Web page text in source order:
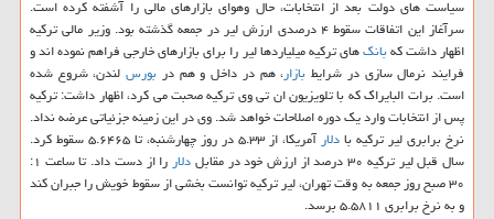
سیاست های دولت بعد از انتخابات، حال وهوای بازارهای مالی را آشفته كرده است.
سرآغاز این اتفاقات سقوط ۴ درصدی ارزش لیر در جمعه گذشته بود. وزیر مالی تركیه
اظهار داشت كهبانكهای تركیه میلیاردها لیر را برای بازارهای خارجی فراهم نموده اند و
فرایند نرمال سازی در شرایط بازار، هم در داخل و هم در بورسلندن، شروع شده
است. برات البایراك كه با تلویزیون ان تی وی تركیه صحبت می كرد، اظهار داشت: تركیه
پس از انتخابات وارد یك دوره اصلاحات خواهد شد. وی در این زمینه جزئیاتی عرضه نداد.
نرخ برابری لیر تركیه بادلار
آمریكا، از ۵.۳۳ در روز چهارشنبه، تا ۵.۶۴۶۵ سقوط كرد.
سال قبل لیر تركیه ۳۰ درصد از ارزش خود در مقابل
دلار
را از دست داد. تا ساعت ۱:
۳۰ صبح روز جمعه به وقت تهران، لیر تركیه توانست بخشی از سقوط خویش را جبران كند
و به نرخ برابری ۵.۵۸۱۱ برسد.